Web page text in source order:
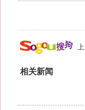
相关新闻